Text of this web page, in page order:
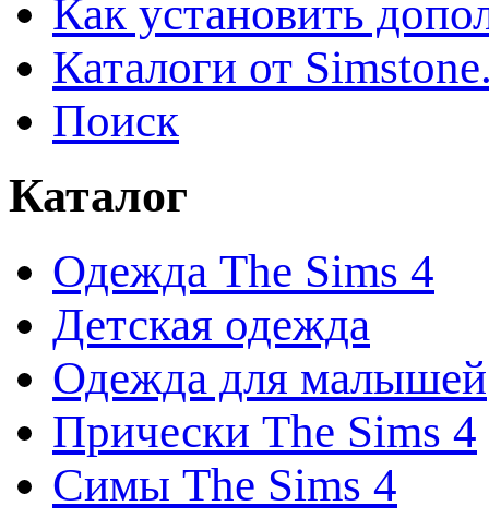
Как установить
Каталоги от
Поиск
Каталог
Одежда The Sims 4
Детская одежда
Одежда для малышей
Прически The Sims 4
Симы The Sims 4